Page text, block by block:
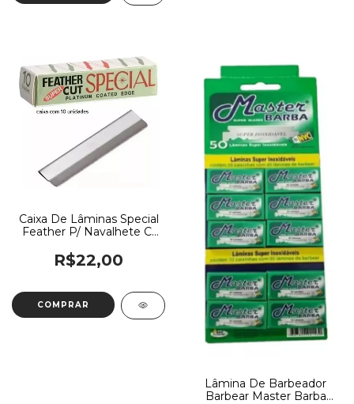
Caixa De Lâminas Special
Feather P/ Navalhete C/
R$22,00
Lâmina De Barbeador
Barbear Master Barba